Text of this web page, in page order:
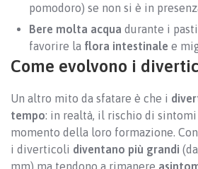
pomodoro) se non si è in
Bere molta acqua durante i
favorire la flora intestinale e
Come evolvono i
Un altro mito da sfatare è che i
tempo: in realtà, il rischio di
momento della loro formazione.
i diverticoli diventano più grandi
mm) ma tendono a rimanere